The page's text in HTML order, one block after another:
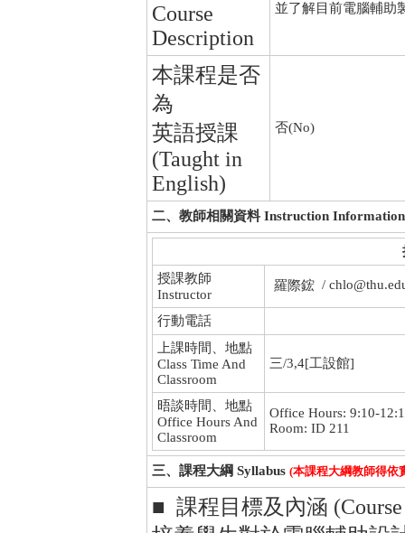
Course
Description
並了解目前電腦輔助
本課程是否
為
英語授課
(Taught in
English)
否(No)
二、教師相關資料 Instruction Information
授課教師
Instructor
羅際鋐 /
行動電話
上課時間、地點
Class Time And
Classroom
三/3,4[工設館]
晤談時間、地點
Office Hours And
Classroom
Office Hours: 9:10-
Room: ID 211
三、課程大綱 Syllabus (本課程大綱教師得依
■ 課程目標及內涵 (Course